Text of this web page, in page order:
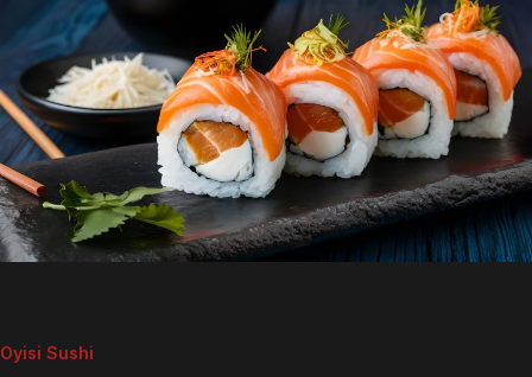
Oyisi Sushi